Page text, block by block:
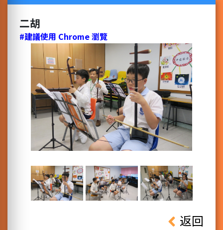
二胡
#建議使用 Chrome 瀏覽
返回